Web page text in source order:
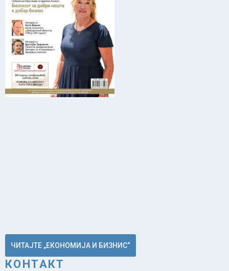
ЧИТАЈТЕ „ЕКОНОМИЈА И БИЗНИС“
КОНТАКТ